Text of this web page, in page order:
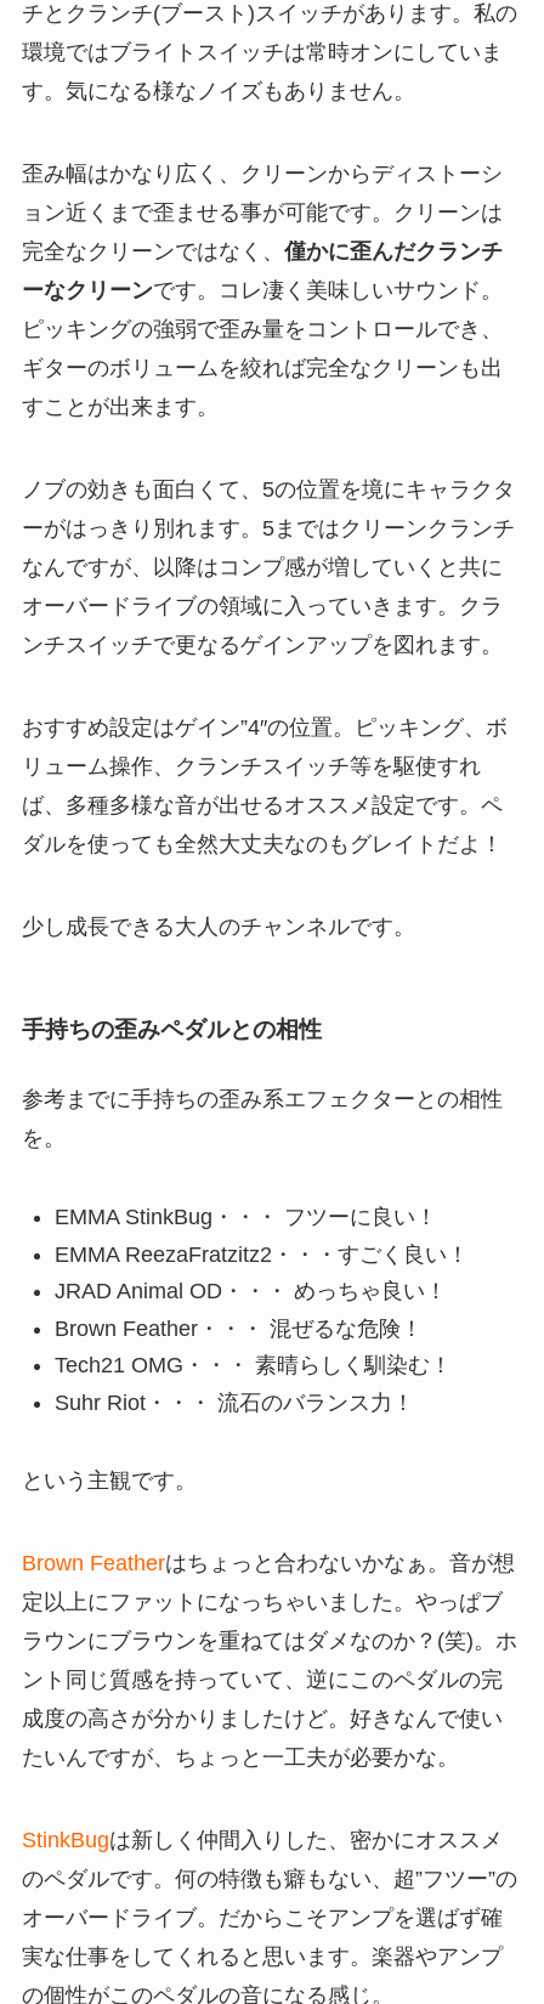
チとクランチ(ブースト)スイッチがあります。私の
環境ではブライトスイッチは常時オンにしていま
す。気になる様なノイズもありません。
歪み幅はかなり広く、クリーンからディストーシ
ョン近くまで歪ませる事が可能です。クリーンは
完全なクリーンではなく、 僅かに歪んだクランチ
ーなクリーンです。コレ凄く美味しいサウンド。
ピッキングの強弱で歪み量をコントロールでき、
ギターのボリュームを絞れば完全なクリーンも出
すことが出来ます。
ノブの効きも面白くて、5の位置を境にキャラクタ
ーがはっきり別れます。5まではクリーンクランチ
なんですが、以降はコンプ感が増していくと共に
オーバードライブの領域に入っていきます。クラ
ンチスイッチで更なるゲインアップを図れます。
おすすめ設定はゲイン”4″の位置。ピッキング、ボ
リューム操作、クランチスイッチ等を駆使すれ
ば、多種多様な音が出せるオススメ設定です。ペ
ダルを使っても全然大丈夫なのもグレイトだよ！
少し成長できる大人のチャンネルです。
手持ちの歪みペダルとの相性
参考までに手持ちの歪み系エフェクターとの相性
を。
EMMA StinkBug・・・ フツーに良い！
EMMA ReezaFratzitz2・・・すごく良い！
JRAD Animal OD・・・ めっちゃ良い！
Brown Feather・・・ 混ぜるな危険！
Tech21 OMG・・・ 素晴らしく馴染む！
Suhr Riot・・・ 流石のバランス力！
という主観です。
Brown Featherはちょっと合わないかなぁ。音が想
定以上にファットになっちゃいました。やっぱブ
ラウンにブラウンを重ねてはダメなのか？(笑)。ホ
ント同じ質感を持っていて、逆にこのペダルの完
成度の高さが分かりましたけど。好きなんで使い
たいんですが、ちょっと一工夫が必要かな。
StinkBugは新しく仲間入りした、密かにオススメ
のペダルです。何の特徴も癖もない、超”フツー”の
オーバードライブ。だからこそアンプを選ばず確
実な仕事をしてくれると思います。楽器やアンプ
の個性がこのペダルの音になる感じ。